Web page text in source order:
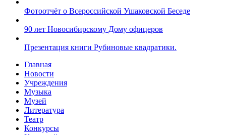
Фотоотчёт о Всероссийской Ушаковской Беседе
90 лет Новосибирскому Дому офицеров
Презентация книги Рубиновые квадратики.
Главная
Новости
Учреждения
Музыка
Музей
Литература
Театр
Конкурсы